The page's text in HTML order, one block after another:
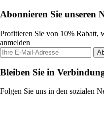
Abonnieren Sie unseren
Profitieren Sie von 10% Rabatt,
anmelden
Bleiben Sie in
Folgen Sie uns in den sozialen